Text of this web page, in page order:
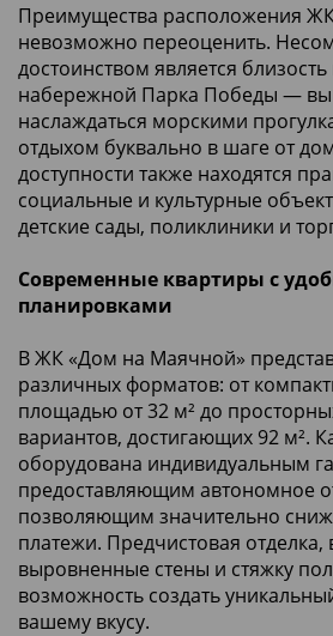
Преимущества расположения
невозможно переоценить.
достоинством является
набережной Парка Победы —
наслаждаться морскими
отдыхом буквально в шаге от
доступности также находятся
социальные и культурные
детские сады, поликлиники и
Современные квартиры с
планировками
В ЖК «Дом на Маячной»
различных форматов: от
площадью от 32 м² до
вариантов, достигающих 92 м².
оборудована индивидуальным
предоставляющим автономное
позволяющим значительно
платежи. Предчистовая
выровненные стены и стяжку
возможность создать
вашему вкусу.